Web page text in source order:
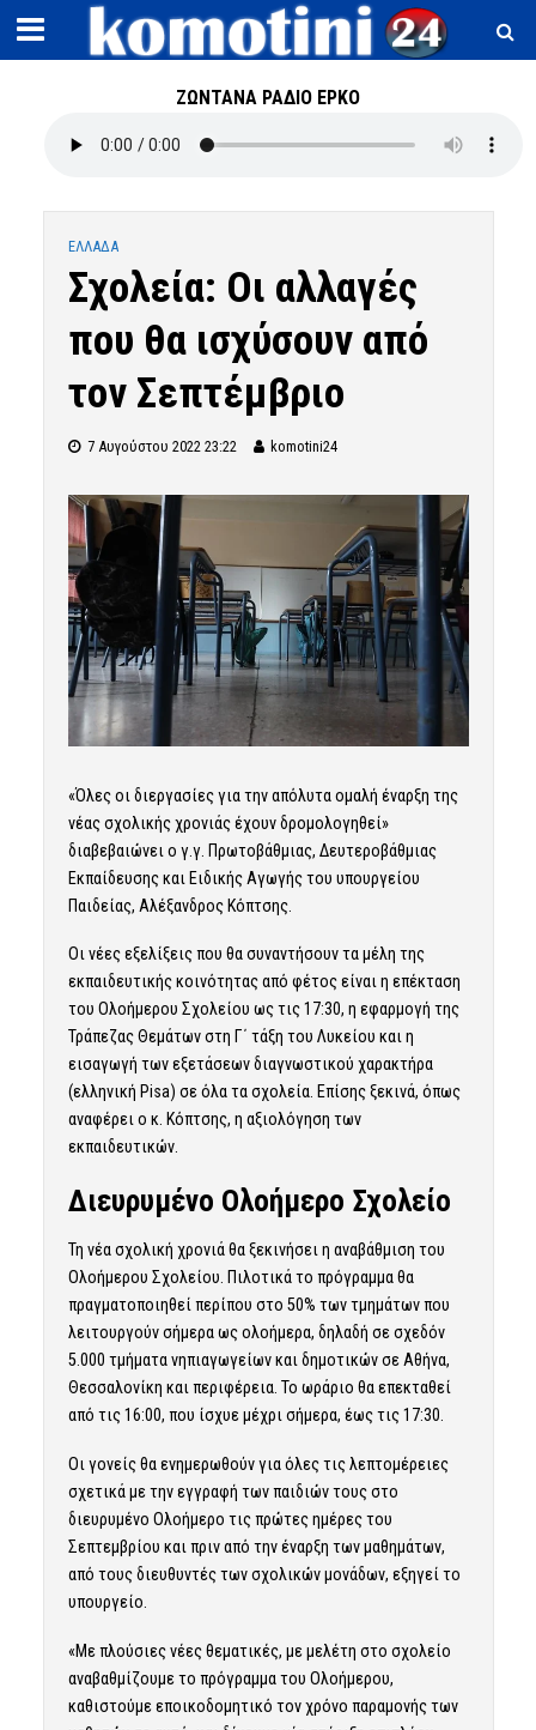
ΖΩΝΤΑΝΑ ΡΑΔΙΟ ΕΡΚΟ
ΕΛΛΑΔΑ
Σχολεία: Οι αλλαγές
που θα ισχύσουν από
τον Σεπτέμβριο
7 Αυγούστου 2022 23:22 komotini24
«Όλες οι διεργασίες για την απόλυτα ομαλή έναρξη της
νέας σχολικής χρονιάς έχουν δρομολογηθεί»
διαβεβαιώνει ο γ.γ. Πρωτοβάθμιας, Δευτεροβάθμιας
Εκπαίδευσης και Ειδικής Αγωγής του υπουργείου
Παιδείας, Αλέξανδρος Κόπτσης.
Οι νέες εξελίξεις που θα συναντήσουν τα μέλη της
εκπαιδευτικής κοινότητας από φέτος είναι η επέκταση
του Ολοήμερου Σχολείου ως τις 17:30, η εφαρμογή της
Τράπεζας Θεμάτων στη Γ΄ τάξη του Λυκείου και η
εισαγωγή των εξετάσεων διαγνωστικού χαρακτήρα
(ελληνική Pisa) σε όλα τα σχολεία. Επίσης ξεκινά, όπως
αναφέρει ο κ. Κόπτσης, η αξιολόγηση των
εκπαιδευτικών.
Διευρυμένο Ολοήμερο Σχολείο
Τη νέα σχολική χρονιά θα ξεκινήσει η αναβάθμιση του
Ολοήμερου Σχολείου. Πιλοτικά το πρόγραμμα θα
πραγματοποιηθεί περίπου στο 50% των τμημάτων που
λειτουργούν σήμερα ως ολοήμερα, δηλαδή σε σχεδόν
5.000 τμήματα νηπιαγωγείων και δημοτικών σε Αθήνα,
Θεσσαλονίκη και περιφέρεια. Το ωράριο θα επεκταθεί
από τις 16:00, που ίσχυε μέχρι σήμερα, έως τις 17:30.
Οι γονείς θα ενημερωθούν για όλες τις λεπτομέρειες
σχετικά με την εγγραφή των παιδιών τους στο
διευρυμένο Ολοήμερο τις πρώτες ημέρες του
Σεπτεμβρίου και πριν από την έναρξη των μαθημάτων,
από τους διευθυντές των σχολικών μονάδων, εξηγεί το
υπουργείο.
«Με πλούσιες νέες θεματικές, με μελέτη στο σχολείο
αναβαθμίζουμε το πρόγραμμα του Ολοήμερου,
καθιστούμε εποικοδομητικό τον χρόνο παραμονής των